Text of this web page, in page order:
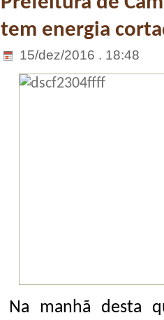
tem energia
15/dez/2016 . 18:48
Na manhã desta